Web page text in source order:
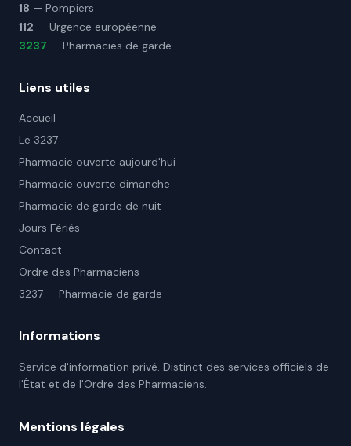
18 — Pompiers
112 — Urgence européenne
3237 — Pharmacies de garde
Liens utiles
Accueil
Le 3237
Pharmacie ouverte aujourd'hui
Pharmacie ouverte dimanche
Pharmacie de garde de nuit
Jours Fériés
Contact
Ordre des Pharmaciens
3237 — Pharmacie de garde
Informations
Service d'information privé. Distinct des services officiels de
l'État et de l'Ordre des Pharmaciens.
Mentions légales